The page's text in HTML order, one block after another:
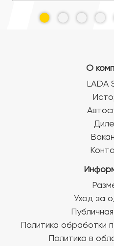
О
LADA
Уход за
Политика обработки
Политика в